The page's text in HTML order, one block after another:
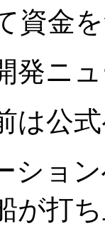
資金
発ニ
は公
ショ
が打